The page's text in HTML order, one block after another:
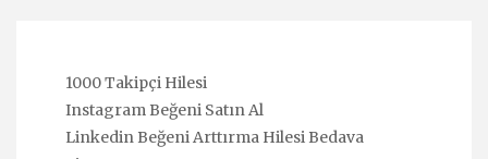
1000 Takipçi Hilesi
Instagram Beğeni Satın Al
Linkedin Beğeni Arttırma Hilesi Bedava